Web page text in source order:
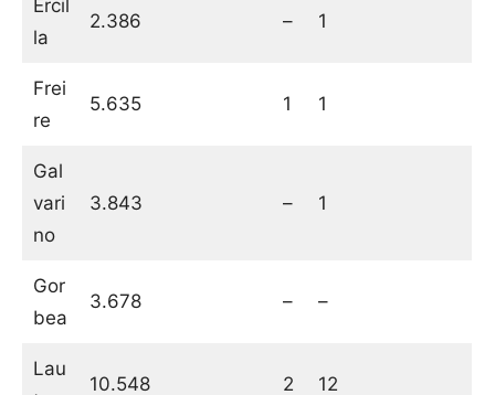
Ercil
la
2.386 – 1
Frei
re
5.635 1 1
Gal
vari
no
3.843 – 1
Gor
bea
3.678 – –
Lau
10.548 2 12